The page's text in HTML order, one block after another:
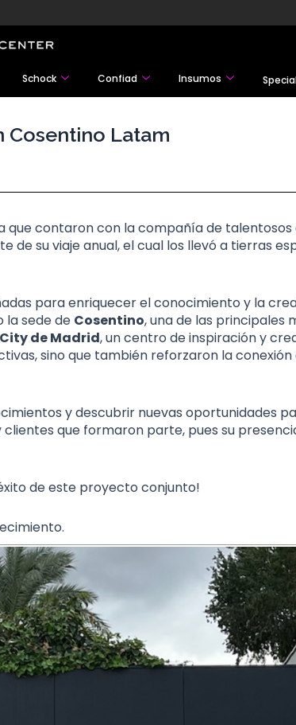
Schock Confiad Insumos
Cosentino Latam
que contaron con la compañía de
su viaje anual, el cual los llevó a tierras
para enriquecer el conocimiento y la
la sede de Cosentino, una de las principales
City de Madrid, un centro de inspiración y
sino que también reforzaron la
y descubrir nuevas oportunidades
que formaron parte, pues su
de este proyecto conjunto!